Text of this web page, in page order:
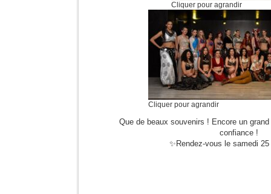
Cliquer pour agrandir
Cliquer pour agrandir
Que de beaux souvenirs ! Encore un
confiance !
✨Rendez-vous le samedi 25